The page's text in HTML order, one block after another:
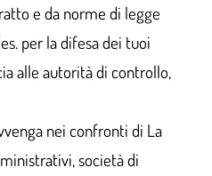
e da norme di legge
per la difesa dei tuoi
alle autorità di controllo,
nei confronti di La
società di